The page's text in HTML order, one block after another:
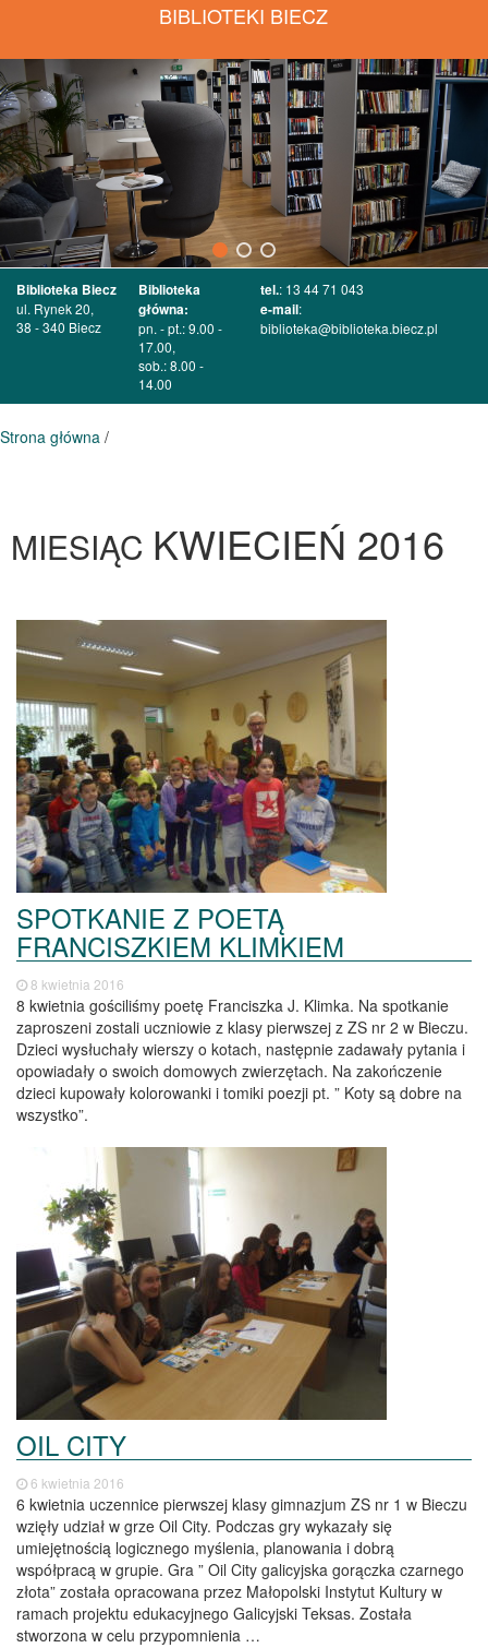
BIBLIOTEKI BIECZ
Biblioteka Biecz
ul. Rynek 20,
38 - 340 Biecz
Biblioteka
główna:
pn. - pt.: 9.00 -
17.00,
sob.: 8.00 -
14.00
tel.: 13 44 71 043
e-mail:
biblioteka@biblioteka.biecz.pl
Strona główna /
MIESIĄC KWIECIEŃ 2016
SPOTKANIE Z POETĄ
FRANCISZKIEM KLIMKIEM
8 kwietnia 2016
8 kwietnia gościliśmy poetę Franciszka J. Klimka. Na spotkanie
zaproszeni zostali uczniowie z klasy pierwszej z ZS nr 2 w Bieczu.
Dzieci wysłuchały wierszy o kotach, następnie zadawały pytania i
opowiadały o swoich domowych zwierzętach. Na zakończenie
dzieci kupowały kolorowanki i tomiki poezji pt. ” Koty są dobre na
wszystko”.
OIL CITY
6 kwietnia 2016
6 kwietnia uczennice pierwszej klasy gimnazjum ZS nr 1 w Bieczu
wzięły udział w grze Oil City. Podczas gry wykazały się
umiejętnością logicznego myślenia, planowania i dobrą
współpracą w grupie. Gra ” Oil City galicyjska gorączka czarnego
złota” została opracowana przez Małopolski Instytut Kultury w
ramach projektu edukacyjnego Galicyjski Teksas. Została
stworzona w celu przypomnienia …